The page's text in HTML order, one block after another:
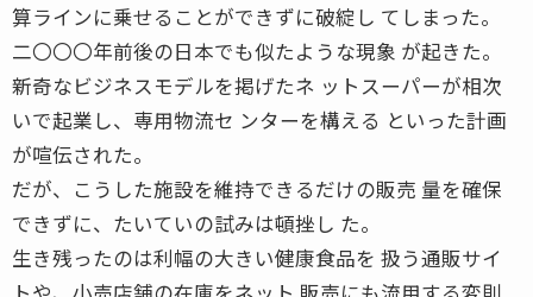
算ラインに乗せることができずに破綻し てしまった。
二〇〇〇年前後の日本でも似たような現象 が起きた。
新奇なビジネスモデルを掲げたネ ットスーパーが相次
いで起業し、専用物流セ ンターを構える といった計画
が喧伝された。
だが、こうした施設を維持できるだけの販売 量を確保
できずに、たいていの試みは頓挫し た。
生き残ったのは利幅の大きい健康食品を 扱う通販サイ